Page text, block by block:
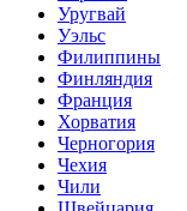
Уругвай
Уэльс
Филиппины
Финляндия
Франция
Хорватия
Черногория
Чехия
Чили